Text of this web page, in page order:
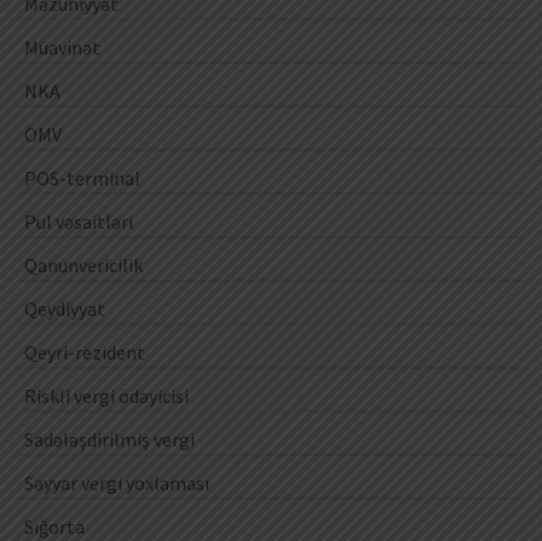
Müavinət
NKA
ÖMV
POS-terminal
Pul vəsaitləri
Qanunvericilik
Qeydiyyat
Qeyri-rezident
Riskli vergi ödəyicisi
Sadələşdirilmiş vergi
Səyyar vergi yoxlaması
Sığorta